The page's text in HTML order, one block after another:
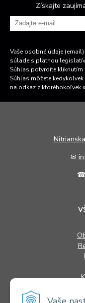
Získajte
Vaše osobné údaje
súlade s platnou
Súhlas potvrdíte kliknutím
Súhlas môžete
na odkaz z ktoréhokoľvek
N
✉
☎